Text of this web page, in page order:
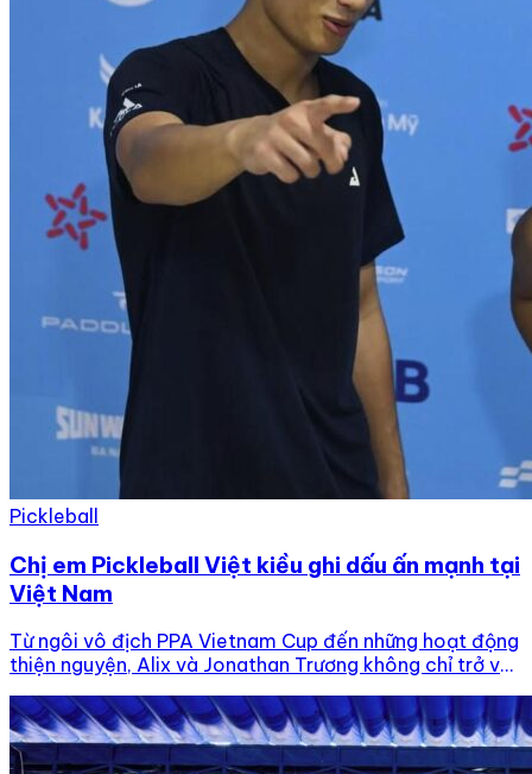
Pickleball
Chị em Pickleball Việt kiều ghi dấu ấn mạnh tại
Việt Nam
Từ ngôi vô địch PPA Vietnam Cup đến những hoạt động
thiện nguyện, Alix và Jonathan Trương không chỉ trở về
pickleball Việt Nam. Alix Trương và Jonathan Trương
khép lại năm 2025 đáng nhớ theo cách rất đặc biệt:
mang chiếc vợt […]